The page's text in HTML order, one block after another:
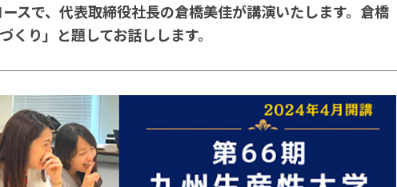
スで、代表取締役社長の倉橋美佳が講演いたします。倉橋
り」と題してお話しします。